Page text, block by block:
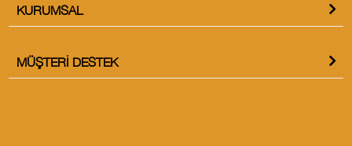
KURUMSAL
MÜŞTERI DESTEK